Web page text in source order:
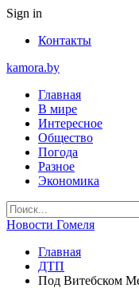
Sign in
Контакты
kamora.by
Главная
В мире
Интересное
Общество
Погода
Разное
Экономика
Новости Гомеля
Главная
ДТП
Под Витебском